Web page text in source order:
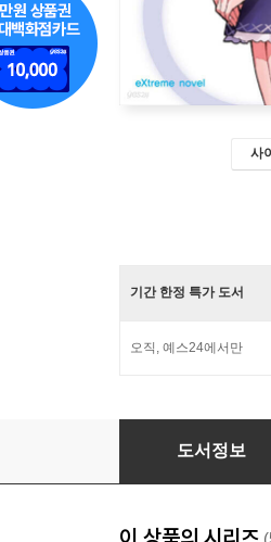
사
기간 한정 특가 도서
오직, 예스24에서만
물리적으로 고립
도서정보